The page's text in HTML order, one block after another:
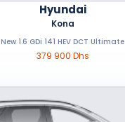
Hyundai
Kona
New 1.6 GDi 141 HEV DCT Ultimate
379 900 Dhs